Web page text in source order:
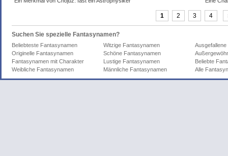
1 2 3 4
Suchen Sie spezielle Fantasynamen?
Beliebteste Fantasynamen Witzige Fantasynamen
Originelle Fantasynamen
Schöne Fantasynamen
Fantasynamen mit Charakter
Lustige Fantasynamen
Beliebte
Weibliche Fantasynamen
Männliche Fantasynamen Alle